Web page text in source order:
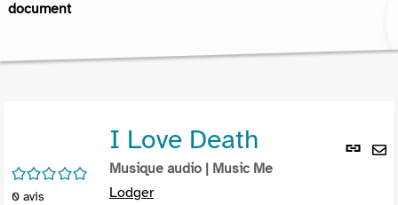
document
Lien
/5
0 avis
I Love Death
Musique audio | Music Me
Lodger